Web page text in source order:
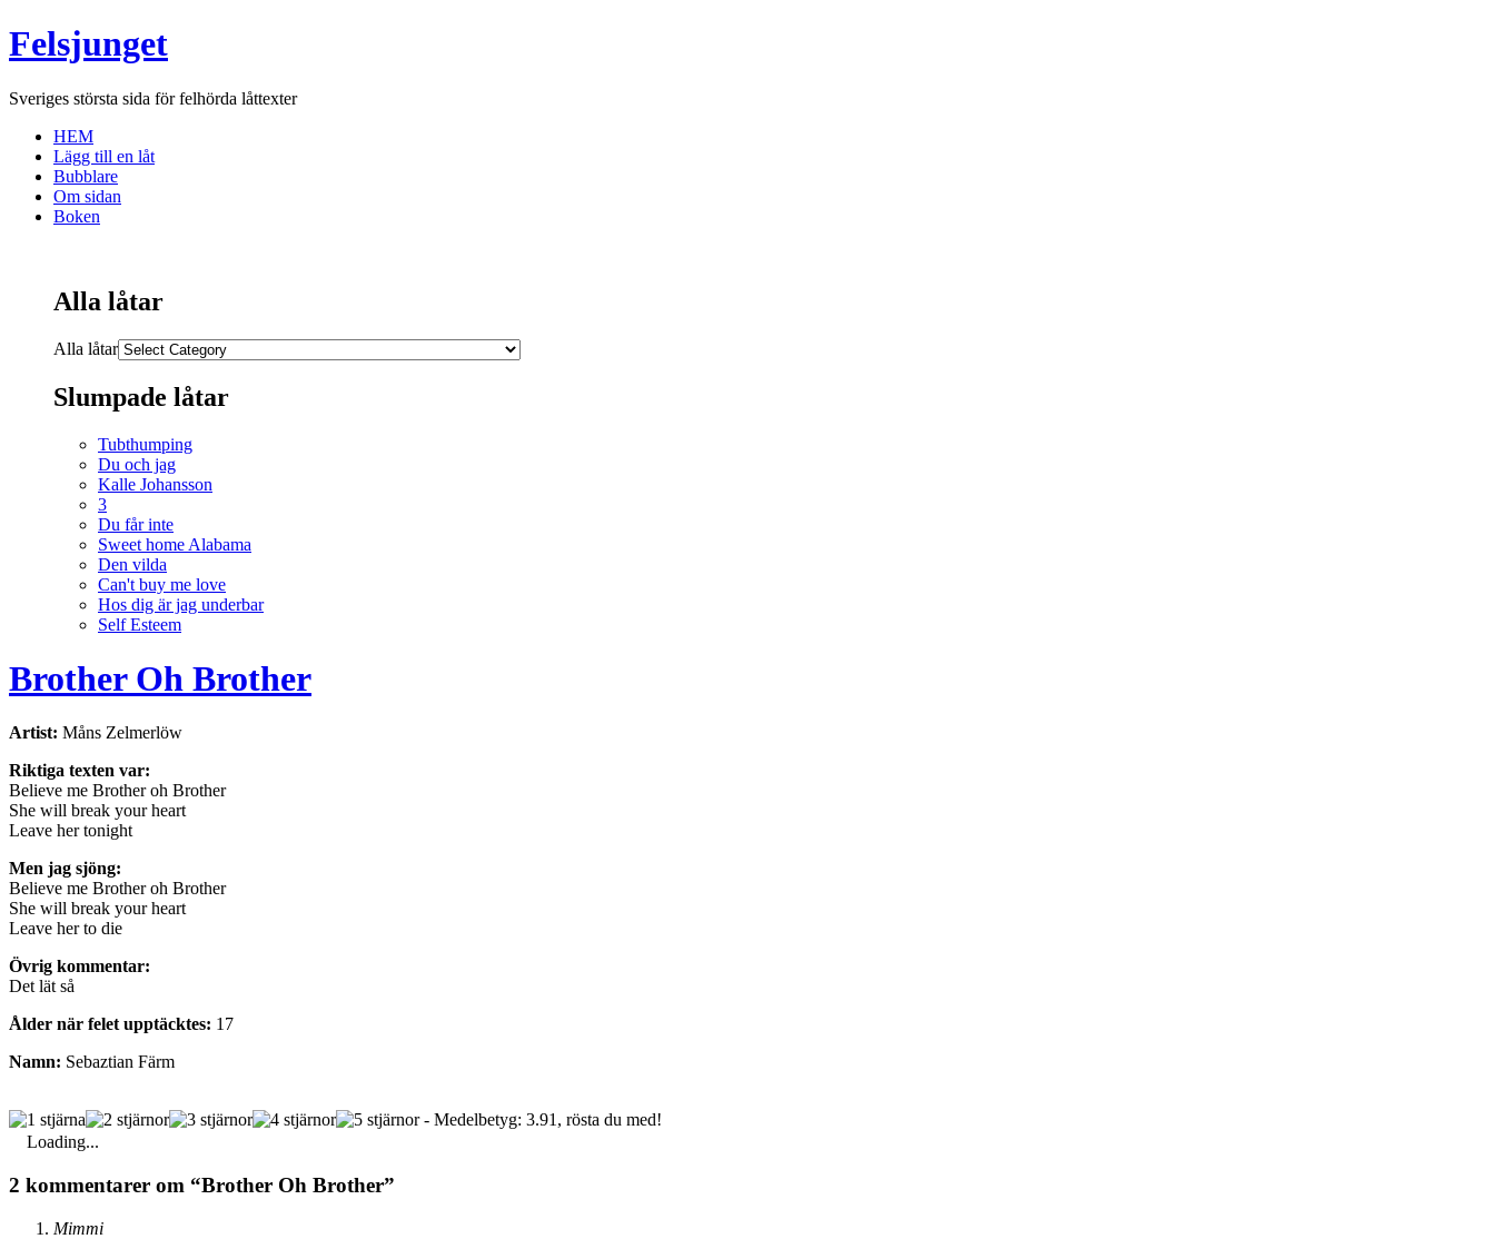
Felsjunget
Sveriges största sida för felhörda låttexter
HEM
Lägg till en låt
Bubblare
Om sidan
Boken
Alla låtar
Alla låtar
Slumpade låtar
Tubthumping
Du och jag
Kalle Johansson
3
Du får inte
Sweet home Alabama
Den vilda
Can't buy me love
Hos dig är jag underbar
Self Esteem
Brother Oh Brother
Artist: Måns Zelmerlöw
Riktiga texten var:
Believe me Brother oh Brother
She will break your heart
Leave her tonight
Men jag sjöng:
Believe me Brother oh Brother
She will break your heart
Leave her to die
Övrig kommentar:
Det lät så
Ålder när felet upptäcktes: 17
Namn: Sebaztian Färm
- Medelbetyg: 3.91, rösta du med!
Loading...
2 kommentarer om “Brother Oh Brother”
Mimmi